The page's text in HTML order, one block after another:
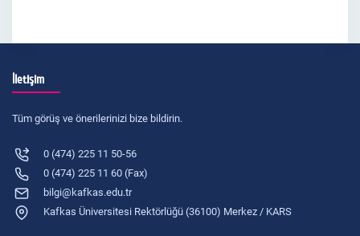
İletişim
Tüm görüş ve önerilerinizi bize bildirin.
0 (474) 225 11 50-56
0 (474) 225 11 60 (Fax)
bilgi@kafkas.edu.tr
Kafkas Üniversitesi Rektörlüğü (36100) Merkez / KARS